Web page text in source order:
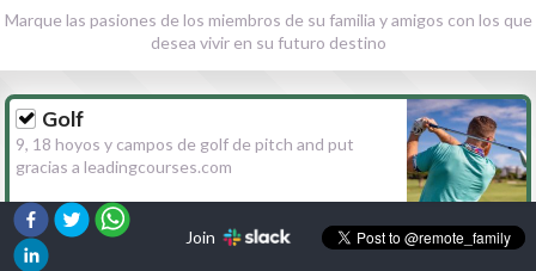
Marque las pasiones de los miembros de su familia y amigos con los que
desea vivir en su futuro destino
Golf
9, 18 hoyos y campos de golf de pitch and put
gracias a leadingcourses.com
Senderismo
Join